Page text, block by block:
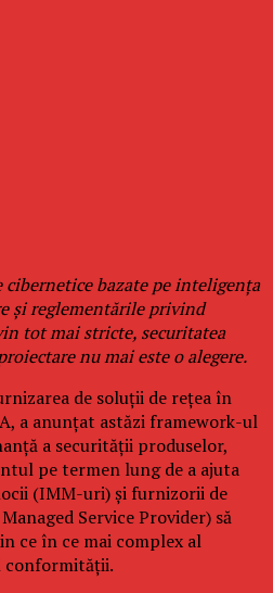
cibernetice bazate pe inteligența
și reglementările privind
tot mai stricte, securitatea
nu mai este o alegere.
de soluții de rețea în
a anunțat astăzi framework-ul
a securității produselor,
pe termen lung de a ajuta
(IMM-uri) și furnizorii de
Service Provider) să
ce în ce mai complex al
conformității.